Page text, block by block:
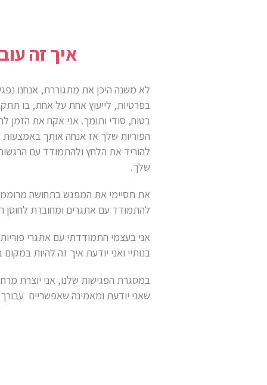
איך זה
לא משנה היכן את מתגוררת, אנחנו
בפרטיות, לייעוץ אחת על אחת, בו
בטוח, סודי ותומך. אני אקח את הזמן
להוריד את הלחץ ולהתמודד עם
שלך.
את תסיימי את המפגש בתחושה
להתמודד עם אתגרים ומחוברת לחוסן
אני בעצמי התמודדתי עם אתגרי
בנותיי ואני יודעת איך זה להיות
במסגרת הפגישות שלנו, אני יוצרת
שאני יודעת ומאמינה שאפשריים